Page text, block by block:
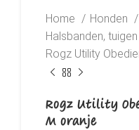
Home
Honden
Halsbanden,
Rogz Utility
Rogz Utility
M oranje